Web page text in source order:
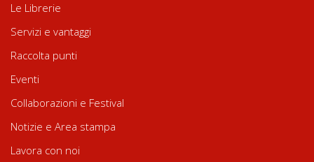
Le Librerie
Servizi e vantaggi
Raccolta punti
Eventi
Collaborazioni e Festival
Notizie e Area stampa
Lavora con noi